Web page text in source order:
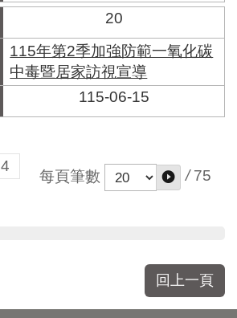
20
115年第2季加強防範一氧化碳
中毒暨居家訪視宣導
115-06-15
4
每頁筆數 / 75
回上一頁